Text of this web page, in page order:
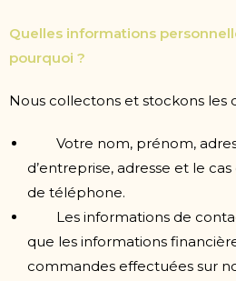
Quelles informations
pourquoi ?
Nous collectons et stockons les
Votre nom, prénom,
d’entreprise, adresse et le
de téléphone.
Les informations de
que les informations
commandes effectuées sur